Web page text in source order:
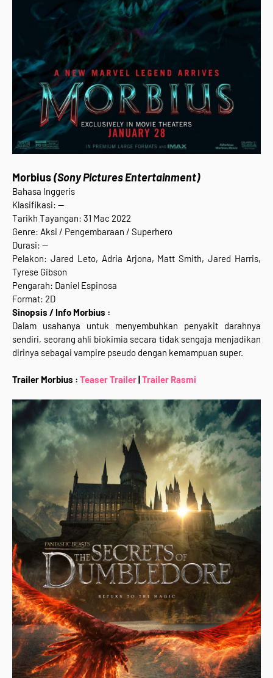
Morbius(Sony Pictures Entertainment)
Bahasa Inggeris
Klasifikasi: --
Tarikh Tayangan: 31 Mac 2022
Genre: Aksi / Pengembaraan / Superhero
Durasi: --
Pelakon: Jared Leto, Adria Arjona, Matt Smith, Jared Harris,
Tyrese Gibson
Pengarah: Daniel Espinosa
Format: 2D
Sinopsis / Info Morbius :
Dalam usahanya untuk menyembuhkan penyakit darahnya
sendiri, seorang ahli biokimia secara tidak sengaja menjadikan
dirinya sebagai vampire pseudo dengan kemampuan super.
Trailer Morbius : Teaser Trailer|Trailer Rasmi
Home Mengenai RAFZANTOMOMI.COM Sitemap
Copyright ©2026@RAFZANTOMOMI